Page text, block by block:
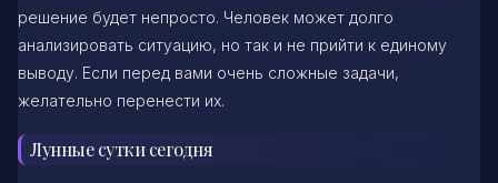
решение будет непросто. Человек может долго
анализировать ситуацию, но так и не прийти к единому
выводу. Если перед вами очень сложные задачи,
желательно перенести их.
Лунные сутки сегодня